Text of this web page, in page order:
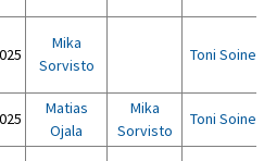
Mika
Sorvisto
Toni Soine
Matias
Ojala
Mika
Sorvisto
Toni Soine